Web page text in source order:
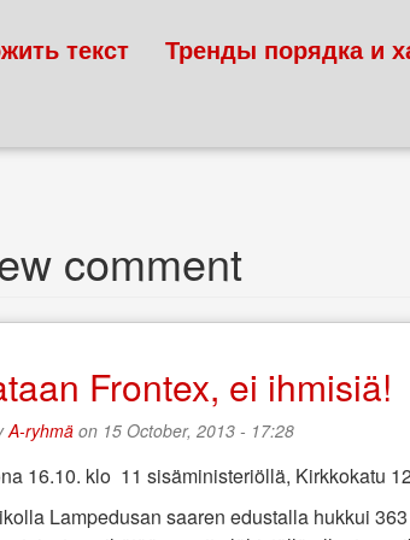
текст Тренды порядка и
comment
Frontex, ei ihmisiä!
A-ryhmä on 15 October, 2013 - 17:28
16.10. klo 11 sisäministeriöllä, Kirkkokatu
Lampedusan saaren edustalla hukkui